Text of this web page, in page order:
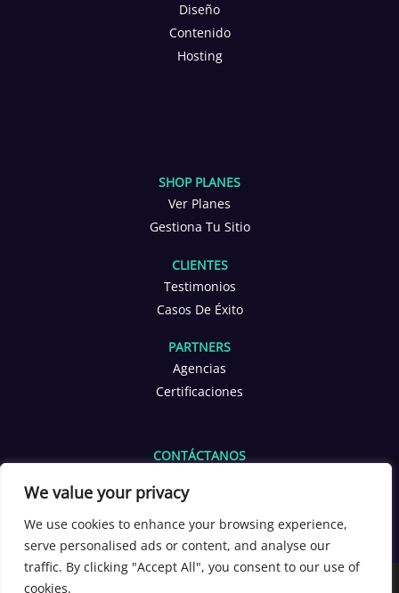
We value your privacy
We use cookies to enhance your browsing experience,
serve personalised ads or content, and analyse our
traffic. By clicking "Accept All", you consent to our use of
cookies.
Diseño
Contenido
Hosting
SHOP PLANES
Ver Planes
Gestiona Tu Sitio
CLIENTES
Testimonios
Casos De Éxito
PARTNERS
Agencias
Certificaciones
CONTÁCTANOS
+1 601 653 2566
[yoppen_chatbot]